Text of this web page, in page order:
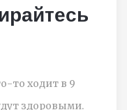
то ходит в 9
здоровыми.